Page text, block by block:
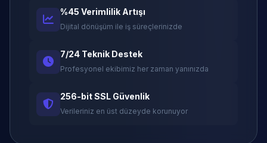
%45 Verimlilik Artışı
Dijital dönüşüm ile iş süreçlerinizde
7/24 Teknik Destek
Profesyonel ekibimiz her zaman yanınızda
256-bit SSL Güvenlik
Verileriniz en üst düzeyde korunuyor